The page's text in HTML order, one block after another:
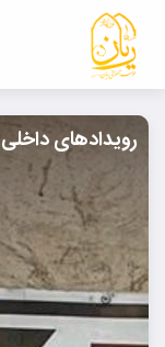
رویدادهای داخلی